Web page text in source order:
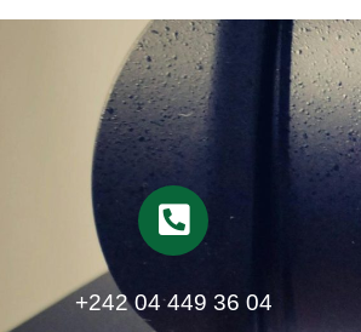
+242 04 449 36 04